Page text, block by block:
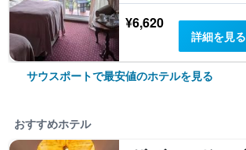
¥6,620
詳細を見る
サウスポートで最安値のホテルを見る
おすすめホテル